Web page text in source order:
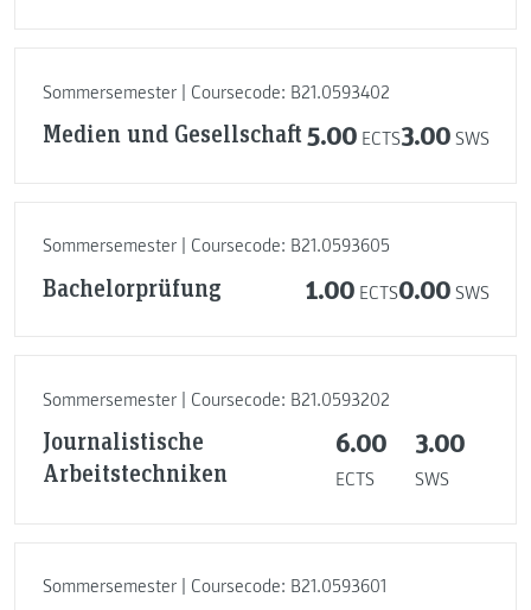
Sommersemester | Coursecode: B21.0593402
Medien und Gesellschaft5.00 ECTS3.00 SWS
Sommersemester | Coursecode: B21.0593605
Bachelorprüfung 1.00 ECTS0.00 SWS
Sommersemester | Coursecode: B21.0593202
Journalistische
Arbeitstechniken
6.00
ECTS
3.00
SWS
Sommersemester | Coursecode: B21.0593601